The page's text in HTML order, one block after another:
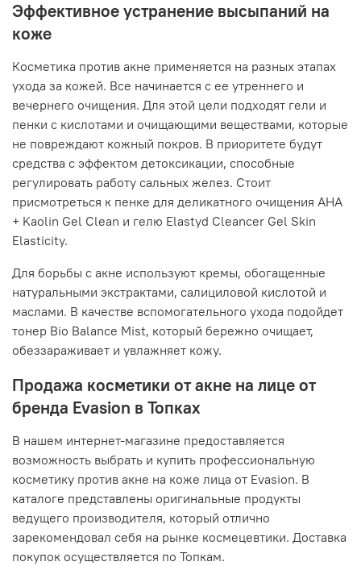
Эффективное устранение высыпаний на
коже
Косметика против акне применяется на разных этапах
ухода за кожей. Все начинается с ее утреннего и
вечернего очищения. Для этой цели подходят гели и
пенки с кислотами и очищающими веществами, которые
не повреждают кожный покров. В приоритете будут
средства с эффектом детоксикации, способные
регулировать работу сальных желез. Стоит
присмотреться к пенке для деликатного очищения AHA
+ Kaolin Gel Clean и гелю Elastyd Cleancer Gel Skin
Elasticity.
Для борьбы с акне используют кремы, обогащенные
натуральными экстрактами, салициловой кислотой и
маслами. В качестве вспомогательного ухода подойдет
тонер Bio Balance Mist, который бережно очищает,
обеззараживает и увлажняет кожу.
Продажа косметики от акне на лице от
бренда Evasion в Топках
В нашем интернет-магазине предоставляется
возможность выбрать и купить профессиональную
косметику против акне на коже лица от Evasion. В
каталоге представлены оригинальные продукты
ведущего производителя, который отлично
зарекомендовал себя на рынке космецевтики. Доставка
покупок осуществляется по Топкам.